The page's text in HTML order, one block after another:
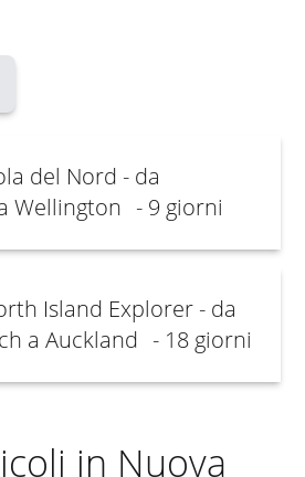
del Nord - da
Wellington - 9 giorni
Island Explorer - da
a Auckland - 18 giorni
in Nuova